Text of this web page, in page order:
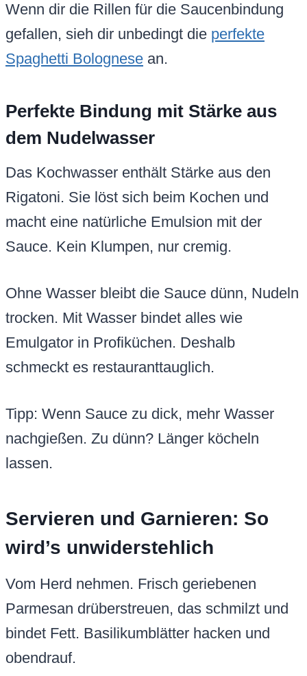
Wenn dir die Rillen für die Saucenbindung
gefallen, sieh dir unbedingt die perfekte
Spaghetti Bolognese an.
Perfekte Bindung mit Stärke aus
dem Nudelwasser
Das Kochwasser enthält Stärke aus den
Rigatoni. Sie löst sich beim Kochen und
macht eine natürliche Emulsion mit der
Sauce. Kein Klumpen, nur cremig.
Ohne Wasser bleibt die Sauce dünn, Nudeln
trocken. Mit Wasser bindet alles wie
Emulgator in Profiküchen. Deshalb
schmeckt es restauranttauglich.
Tipp: Wenn Sauce zu dick, mehr Wasser
nachgießen. Zu dünn? Länger köcheln
lassen.
Servieren und Garnieren: So
wird’s unwiderstehlich
Vom Herd nehmen. Frisch geriebenen
Parmesan drüberstreuen, das schmilzt und
bindet Fett. Basilikumblätter hacken und
obendrauf.